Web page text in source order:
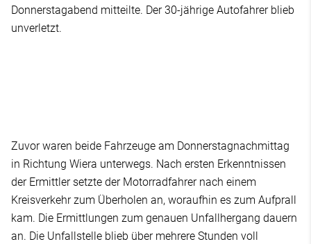
Donnerstagabend mitteilte. Der 30-jährige Autofahrer blieb
unverletzt.
Zuvor waren beide Fahrzeuge am Donnerstagnachmittag
in Richtung Wiera unterwegs. Nach ersten Erkenntnissen
der Ermittler setzte der Motorradfahrer nach einem
Kreisverkehr zum Überholen an, woraufhin es zum Aufprall
kam. Die Ermittlungen zum genauen Unfallhergang dauern
an. Die Unfallstelle blieb über mehrere Stunden voll